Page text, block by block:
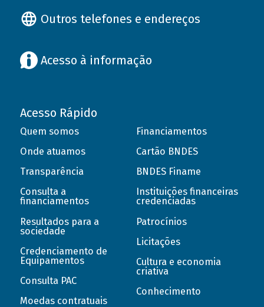
Outros telefones e endereços
Acesso à informação
Acesso Rápido
Quem somos
Onde atuamos
Transparência
Consulta a
financiamentos
Resultados para a
sociedade
Credenciamento de
Equipamentos
Consulta PAC
Moedas contratuais
Financiamentos
Cartão BNDES
BNDES Finame
Instituições financeiras
credenciadas
Patrocínios
Licitações
Cultura e economia
criativa
Conhecimento